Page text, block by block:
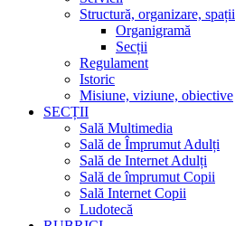
Structură, organizare, spații
Organigramă
Secții
Regulament
Istoric
Misiune, viziune, obiective
SECȚII
Sală Multimedia
Sală de Împrumut Adulți
Sală de Internet Adulți
Sală de împrumut Copii
Sală Internet Copii
Ludotecă